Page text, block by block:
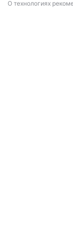
О технологиях